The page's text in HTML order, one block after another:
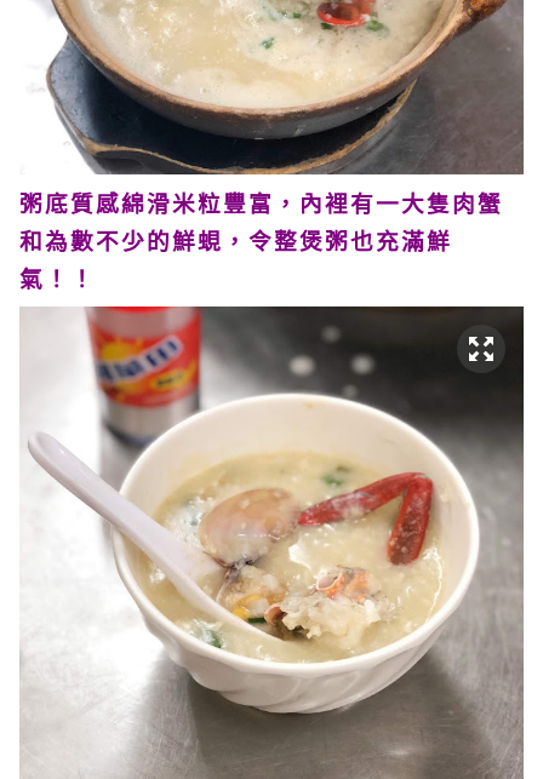
粥底質感綿滑米粒豐富，內裡有一大隻肉蟹
和為數不少的鮮蜆，令整煲粥也充滿鮮
氣！！